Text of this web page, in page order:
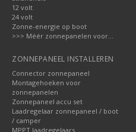
12 volt
24 volt
Zonne-energie op boot
>>> Méér zonnepanelen voor...
ZONNEPANEEL INSTALLEREN
Connector zonnepaneel
Montagehoeken voor
zonnepanelen
Zonnepaneel accu set
Laadregelaar zonnepaneel / boot
/ camper
MPPT laadregelaars